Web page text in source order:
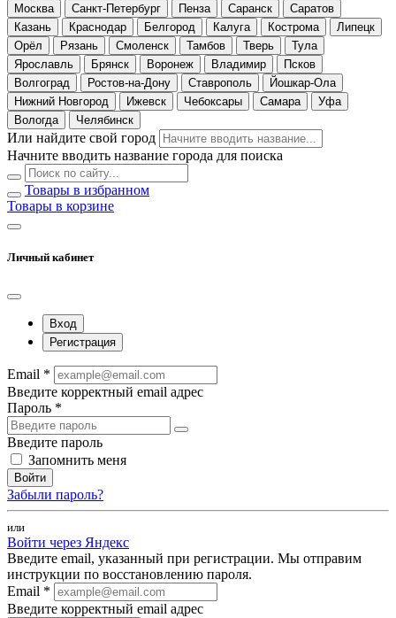
Москва Санкт-Петербург Пенза Саранск
Саратов
Казань
Краснодар Белгород Калуга Кострома
Липецк
Орёл
Рязань Смоленск Тамбов Тверь
Тула
Ярославль
Брянск Воронеж Владимир
Псков
Волгоград
Ростов-на-Дону Ставрополь
Йошкар-Ола
Нижний Новгород
Ижевск Чебоксары Самара
Уфа
Вологда
Челябинск
Или найдите свой город
Начните вводить название города для поиска
Товары в избранном
Товары в корзине
Личный кабинет
Вход
Регистрация
Email *
Введите корректный email адрес
Пароль *
Введите пароль
Запомнить меня
Войти
Забыли пароль?
или
Войти через Яндекс
Введите email, указанный при регистрации. Мы отправим
инструкции по восстановлению пароля.
Email *
Введите корректный email адрес